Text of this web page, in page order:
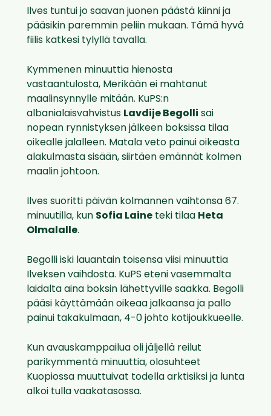
Ilves tuntui jo saavan juonen päästä kiinni ja
pääsikin paremmin peliin mukaan. Tämä hyvä
fiilis katkesi tylyllä tavalla.
Kymmenen minuuttia hienosta
vastaantulosta, Merikään ei mahtanut
maalinsynnylle mitään. KuPS:n
albanialaisvahvistus Lavdije Begolli sai
nopean rynnistyksen jälkeen boksissa tilaa
oikealle jalalleen. Matala veto painui oikeasta
alakulmasta sisään, siirtäen emännät kolmen
maalin johtoon.
Ilves suoritti päivän kolmannen vaihtonsa 67.
minuutilla, kun Sofia Laine teki tilaa Heta
Olmalalle.
Begolli iski lauantain toisensa viisi minuuttia
Ilveksen vaihdosta. KuPS eteni vasemmalta
laidalta aina boksin lähettyville saakka. Begolli
pääsi käyttämään oikeaa jalkaansa ja pallo
painui takakulmaan, 4-0 johto kotijoukkueelle.
Kun avauskamppailua oli jäljellä reilut
parikymmentä minuuttia, olosuhteet
Kuopiossa muuttuivat todella arktisiksi ja lunta
alkoi tulla vaakatasossa.